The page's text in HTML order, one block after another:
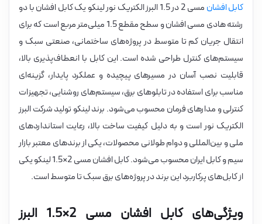
کابل افشان
مسی 2 در 1.5 البرز الکتریک نور لینکو یک کابل افشان با دو
رشته هادی مسی افشان و سطح مقطع 1.5 میلی‌متر مربع است که برای
انتقال جریان کم تا متوسط در پروژه‌های ساختمانی، صنعتی سبک و
سیستم‌های کنترل طراحی شده است. این کابل با انعطاف‌پذیری بالا،
قابلیت نصب آسان در مسیرهای پیچیده و عملکرد پایدار، گزینه‌ای
مناسب برای استفاده در تابلوهای برق، سیستم‌های روشنایی، تجهیزات
کنترلی و مدارهای فرمان محسوب می‌شود. برند لینکو تولید شرکت البرز
الکتریک نور است و به دلیل کیفیت ساخت بالا، رعایت استانداردهای
ملی و بین‌المللی و دوام طولانی محصولات، یکی از برندهای معتبر بازار
سیم و کابل ایران محسوب می‌شود. کابل افشان مسی 2×1.5 لینکو یکی
از کابل‌های پرکاربرد این برند در پروژه‌های برق سبک تا متوسط است.
ویژگی‌های کابل افشان مسی 2×1.5 البرز